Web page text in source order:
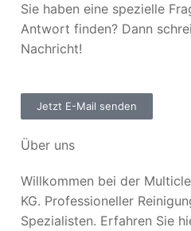
Sie haben eine spezielle
Antwort finden? Dann
Nachricht!
Jetzt E-Mail senden
Über uns
Willkommen bei der
KG. Professioneller
Spezialisten. Erfahren Sie